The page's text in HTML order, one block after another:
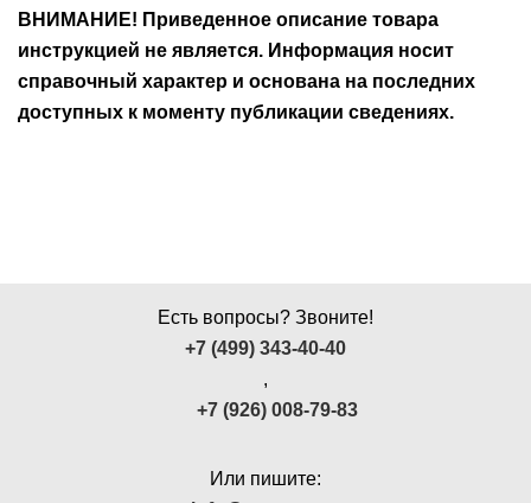
ВНИМАНИЕ! Приведенное описание товара
инструкцией не является. Информация носит
справочный характер и основана на последних
доступных к моменту публикации сведениях.
Есть вопросы? Звоните!
+7 (499) 343-40-40
,
+7 (926) 008-79-83
Или пишите: